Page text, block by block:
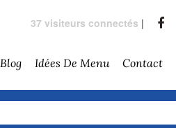
37 visiteurs connectés |
Blog Idées De Menu Contact